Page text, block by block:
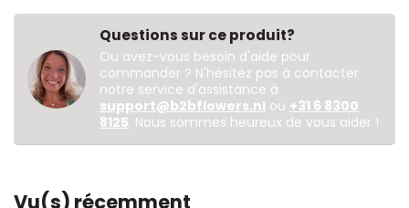
Questions sur ce produit?
Ou avez-vous besoin d'aide pour
commander ? N'hésitez pas à contacter
notre service d'assistance à
support@b2bflowers.nl ou +31 6 8300
8125. Nous sommes heureux de vous aider !
Vu(s) récemment